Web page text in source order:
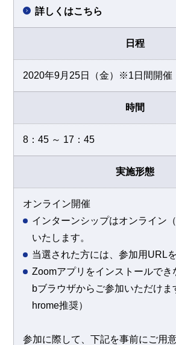
詳しくはこちら
日程
2020年9月25日（金）※1日間開催
時間
8：45 ～ 17：45
実施形態
オンライン開催
インターンシップはオンライン
いたします。
当選された方には、参加用URL
Zoomアプリをインストールでき
bブラウザからご参加いただけま
hrome推奨）
参加に際して、下記を事前にご用